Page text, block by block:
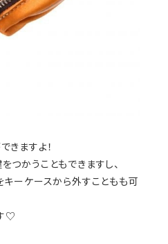
きますよ！
つかうこともできますし、
キーケースから外すこともも可
♡